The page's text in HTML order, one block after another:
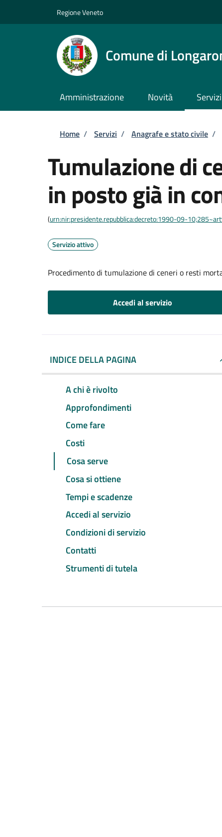
Regione Veneto
Comune di
Amministrazione Novità Servizi
Briciole di pane
Home / Servizi / Anagrafe e stato civile /
Tumulazione di
in posto già in
(urn:nir:presidente.repubblica:decreto:1990-09-
Servizio attivo
Procedimento di tumulazione di ceneri o resti
Accedi al servizio
INDICE DELLA PAGINA
A chi è rivolto
Approfondimenti
Come fare
Costi
Cosa serve
Cosa si ottiene
Tempi e scadenze
Accedi al servizio
Condizioni di servizio
Contatti
Strumenti di tutela